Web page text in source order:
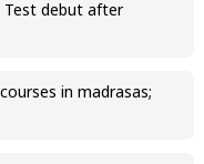
Test debut after
in madrasas;